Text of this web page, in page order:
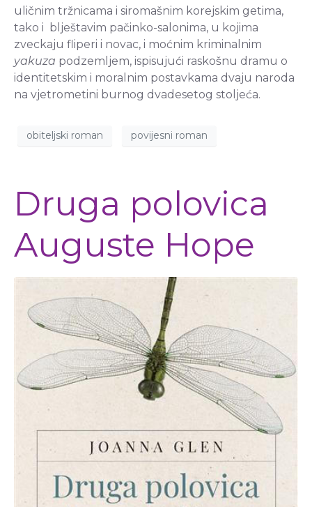
uličnim tržnicama i siromašnim korejskim getima,
tako i blještavim pačinko-salonima, u kojima
zveckaju fliperi i novac, i moćnim kriminalnim
yakuza podzemljem, ispisujući raskošnu dramu o
identitetskim i moralnim postavkama dvaju naroda
na vjetrometini burnog dvadesetog stoljeća.
obiteljski roman povijesni roman
Druga polovica
Auguste Hope